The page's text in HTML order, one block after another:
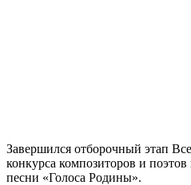
Завершился отборочный этап
конкурса композиторов и
песни «Голоса Родины».